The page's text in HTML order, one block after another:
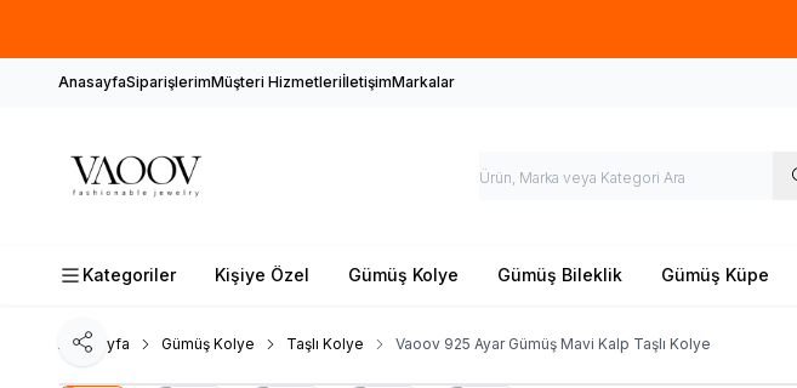
AnasayfaSiparişlerimMüşteri HizmetleriİletişimMarkalar
Kategoriler Kişiye Özel Gümüş Kolye Gümüş Bileklik Gümüş Küpe
Ana Sayfa Gümüş Kolye Taşlı Kolye Vaoov 925 Ayar Gümüş Mavi Kalp Taşlı Kolye
Paylaş